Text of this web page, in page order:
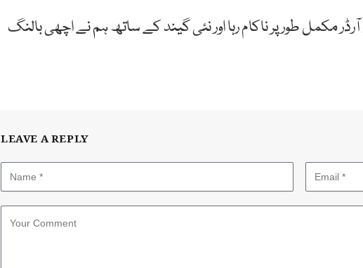
مکمل طور پر ناکام رہا اور نئی گیند کے ساتھ ہم نے اچھی بالنگ
LEAVE A REPLY